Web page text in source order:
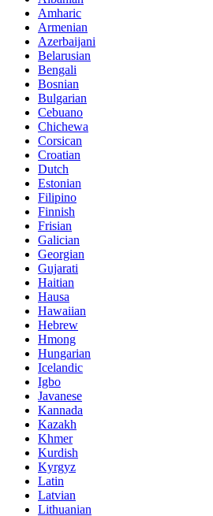
Amharic
Armenian
Azerbaijani
Belarusian
Bengali
Bosnian
Bulgarian
Cebuano
Chichewa
Corsican
Croatian
Dutch
Estonian
Filipino
Finnish
Frisian
Galician
Georgian
Gujarati
Haitian
Hausa
Hawaiian
Hebrew
Hmong
Hungarian
Icelandic
Igbo
Javanese
Kannada
Kazakh
Khmer
Kurdish
Kyrgyz
Latin
Latvian
Lithuanian